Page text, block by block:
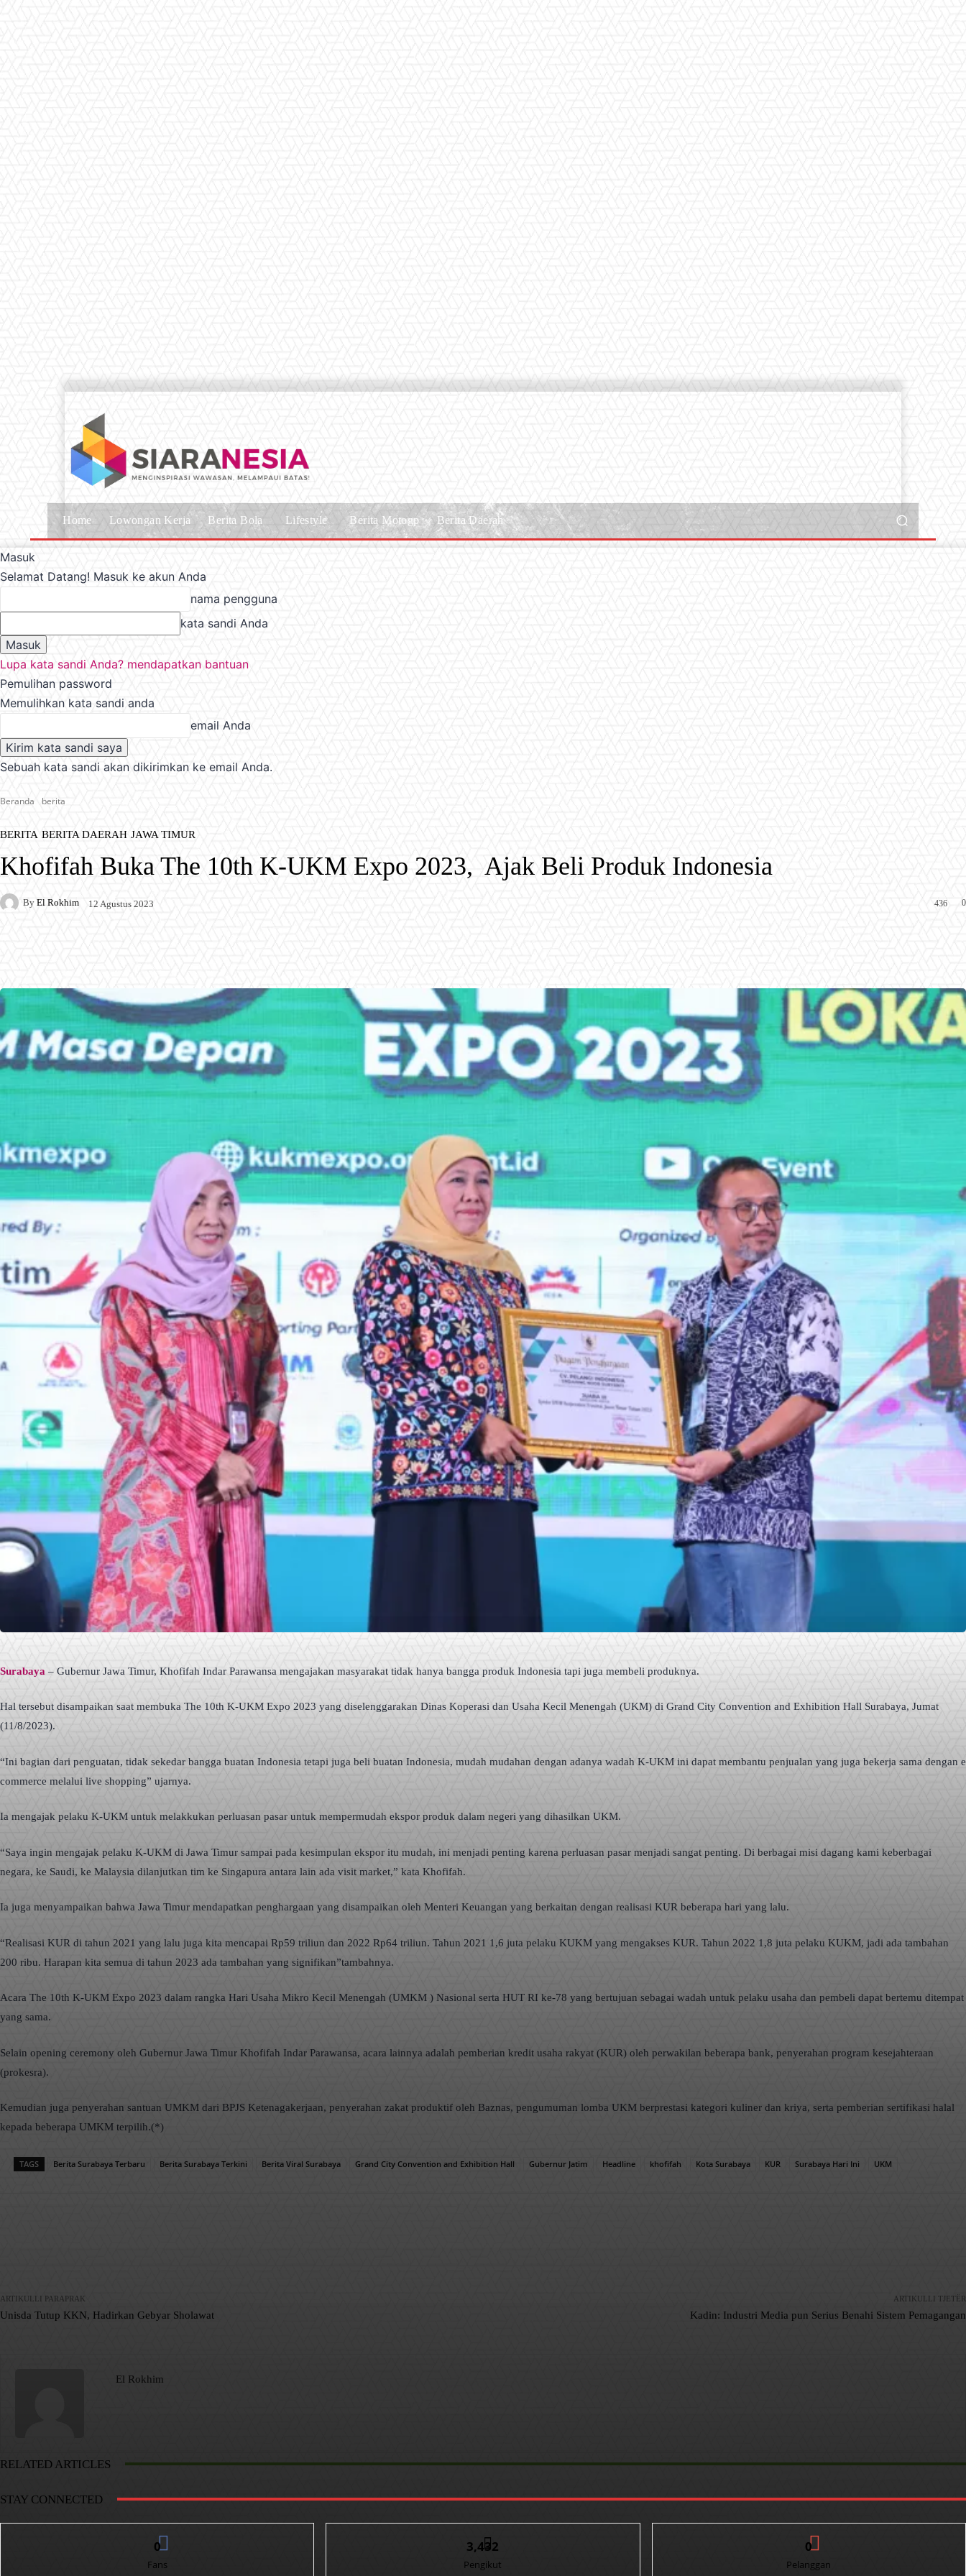
Home Lowongan Kerja Berita Bola Lifestyle Berita Motogp Berita Daerah
Masuk
Selamat Datang! Masuk ke akun Anda
nama pengguna
kata sandi Anda
Lupa kata sandi Anda? mendapatkan bantuan
Pemulihan password
Memulihkan kata sandi anda
email Anda
Sebuah kata sandi akan dikirimkan ke email Anda.
Beranda berita
BERITA BERITA DAERAH JAWA TIMUR
Khofifah Buka The 10th K-UKM Expo 2023, Ajak Beli Produk Indonesia
By El Rokhim 12 Agustus 2023 0
436
Surabaya – Gubernur Jawa Timur, Khofifah Indar Parawansa mengajakan masyarakat tidak hanya bangga produk Indonesia tapi juga membeli produknya.
Hal tersebut disampaikan saat membuka The 10th K-UKM Expo 2023 yang diselenggarakan Dinas Koperasi dan Usaha Kecil Menengah (UKM) di Grand City Convention and Exhibition Hall Surabaya, Jumat
(11/8/2023).
“Ini bagian dari penguatan, tidak sekedar bangga buatan Indonesia tetapi juga beli buatan Indonesia, mudah mudahan dengan adanya wadah K-UKM ini dapat membantu penjualan yang juga bekerja sama dengan e
commerce melalui live shopping” ujarnya.
Ia mengajak pelaku K-UKM untuk melakkukan perluasan pasar untuk mempermudah ekspor produk dalam negeri yang dihasilkan UKM.
“Saya ingin mengajak pelaku K-UKM di Jawa Timur sampai pada kesimpulan ekspor itu mudah, ini menjadi penting karena perluasan pasar menjadi sangat penting. Di berbagai misi dagang kami keberbagai
negara, ke Saudi, ke Malaysia dilanjutkan tim ke Singapura antara lain ada visit market,” kata Khofifah.
Ia juga menyampaikan bahwa Jawa Timur mendapatkan penghargaan yang disampaikan oleh Menteri Keuangan yang berkaitan dengan realisasi KUR beberapa hari yang lalu.
“Realisasi KUR di tahun 2021 yang lalu juga kita mencapai Rp59 triliun dan 2022 Rp64 triliun. Tahun 2021 1,6 juta pelaku KUKM yang mengakses KUR. Tahun 2022 1,8 juta pelaku KUKM, jadi ada tambahan
200 ribu. Harapan kita semua di tahun 2023 ada tambahan yang signifikan”tambahnya.
Acara The 10th K-UKM Expo 2023 dalam rangka Hari Usaha Mikro Kecil Menengah (UMKM ) Nasional serta HUT RI ke-78 yang bertujuan sebagai wadah untuk pelaku usaha dan pembeli dapat bertemu ditempat
yang sama.
Selain opening ceremony oleh Gubernur Jawa Timur Khofifah Indar Parawansa, acara lainnya adalah pemberian kredit usaha rakyat (KUR) oleh perwakilan beberapa bank, penyerahan program kesejahteraan
(prokesra).
Kemudian juga penyerahan santuan UMKM dari BPJS Ketenagakerjaan, penyerahan zakat produktif oleh Baznas, pengumuman lomba UKM berprestasi kategori kuliner dan kriya, serta pemberian sertifikasi halal
kepada beberapa UMKM terpilih.(*)
TAGS Berita Surabaya Terbaru Berita Surabaya Terkini Berita Viral Surabaya Grand City Convention and Exhibition Hall Gubernur Jatim Headline khofifah Kota Surabaya KUR Surabaya Hari Ini UKM
ARTIKULLI PARAPRAK
Unisda Tutup KKN, Hadirkan Gebyar Sholawat
ARTIKULLI TJETËR
Kadin: Industri Media pun Serius Benahi Sistem Pemagangan
El Rokhim
RELATED ARTICLES
STAY CONNECTED
0
Fans
3,432
Pengikut
0
Pelanggan